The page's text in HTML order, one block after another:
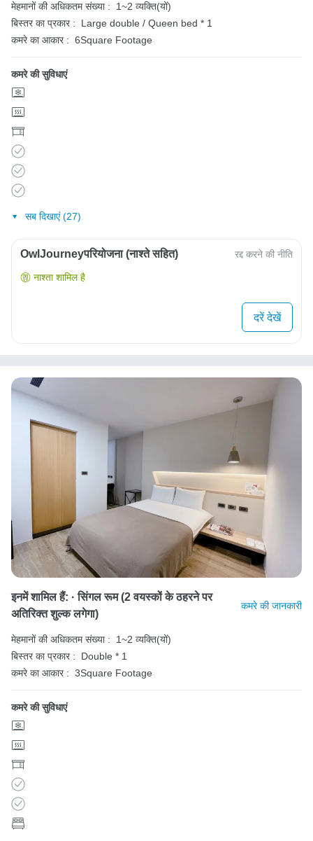
मेहमानों की अधिकतम संख्या :
1~2 व्यक्ति(यों)
बिस्तर का प्रकार :
Large double / Queen bed * 1
कमरे का आकार : 6Square Footage
कमरे की सुविधाएं
सब दिखाएं (27)
OwlJourneyपरियोजना (नाश्ते सहित) रद्द करने की नीति
नाश्ता शामिल है
दरें देखें
इनमें शामिल हैं: · सिंगल रूम (2 वयस्कों के ठहरने पर
अतिरिक्त शुल्क लगेगा)
कमरे की जानकारी
मेहमानों की अधिकतम संख्या :
1~2 व्यक्ति(यों)
बिस्तर का प्रकार :
Double * 1
कमरे का आकार : 3Square Footage
कमरे की सुविधाएं